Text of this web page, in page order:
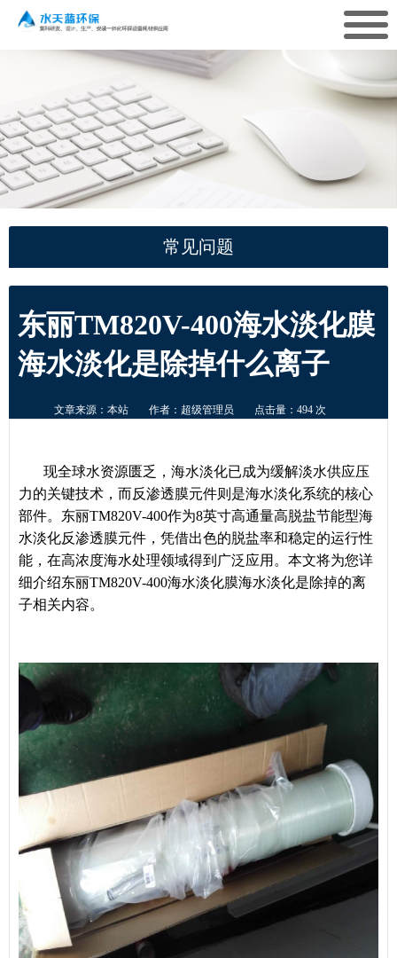
常见问题
东丽TM820V-400海水淡化膜
海水淡化是除掉什么离子
文章来源：本站 作者：超级管理员 点击量：494 次
现全球水资源匮乏，海水淡化已成为缓解淡水供应压
力的关键技术，而反渗透膜元件则是海水淡化系统的核心
部件。东丽TM820V-400作为8英寸高通量高脱盐节能型海
水淡化反渗透膜元件，凭借出色的脱盐率和稳定的运行性
能，在高浓度海水处理领域得到广泛应用。本文将为您详
细介绍东丽TM820V-400海水淡化膜海水淡化是除掉的离
子相关内容。